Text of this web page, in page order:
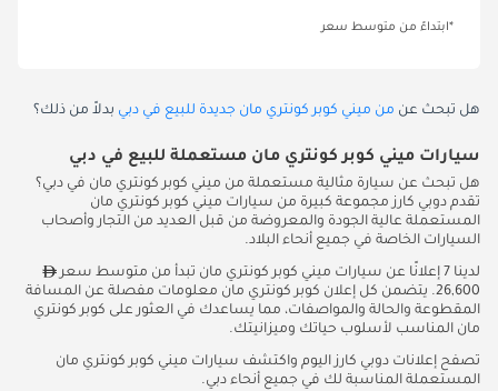
*ابتداءً من متوسط سعر
هل تبحث عن من ميني كوبر كونتري مان جديدة للبيع في دبي بدلاً من ذلك؟
سيارات ميني كوبر كونتري مان مستعملة للبيع في دبي
هل تبحث عن سيارة مثالية مستعملة من ميني كوبر كونتري مان في دبي؟
تقدم دوبي كارز مجموعة كبيرة من سيارات ميني كوبر كونتري مان
المستعملة عالية الجودة والمعروضة من قبل العديد من التجار وأصحاب
السيارات الخاصة في جميع أنحاء البلاد.
لدينا 7 إعلانًا عن سيارات ميني كوبر كونتري مان تبدأ من متوسط سعر
26,600. يتضمن كل إعلان كوبر كونتري مان معلومات مفصلة عن المسافة
المقطوعة والحالة والمواصفات، مما يساعدك في العثور على كوبر كونتري
مان المناسب لأسلوب حياتك وميزانيتك.
تصفح إعلانات دوبي كارز اليوم واكتشف سيارات ميني كوبر كونتري مان
المستعملة المناسبة لك في جميع أنحاء دبي.